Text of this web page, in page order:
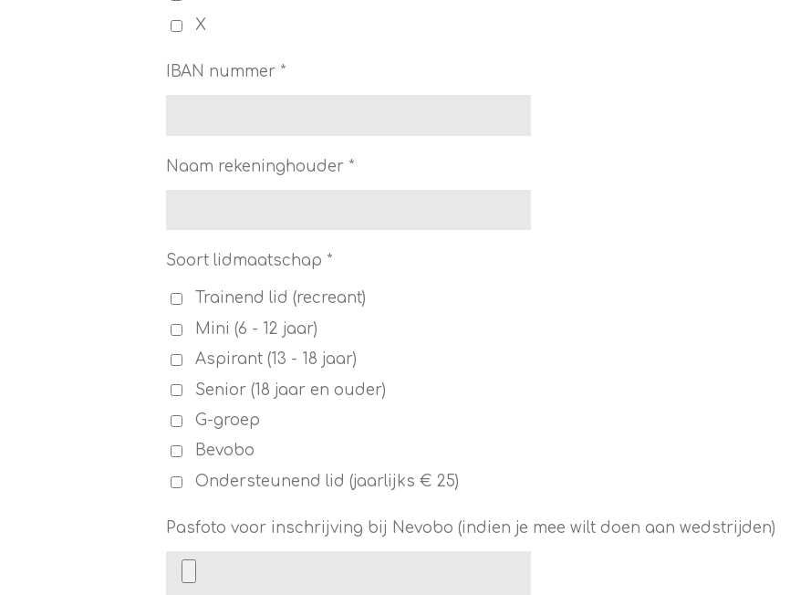
X
IBAN nummer *
Naam rekeninghouder *
Soort lidmaatschap *
Trainend lid (recreant)
Mini (6 - 12 jaar)
Aspirant (13 - 18 jaar)
Senior (18 jaar en ouder)
G-groep
Bevobo
Ondersteunend lid (jaarlijks € 25)
Pasfoto voor inschrijving bij Nevobo (indien je mee wilt doen aan wedstrijden)